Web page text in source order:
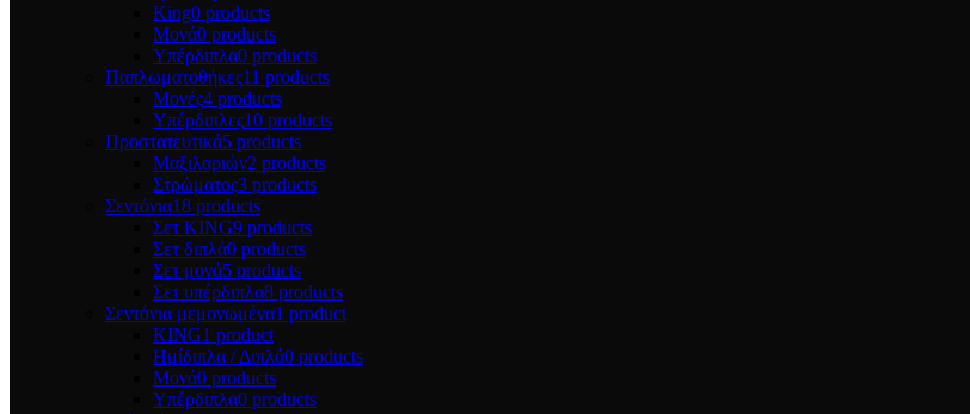
King0 products
Μονά0 products
Υπέρδιπλα0 products
Παπλωματοθήκες11 products
Μονές4 products
Υπέρδιπλες10 products
Προστατευτικά5 products
Μαξιλαριών2 products
Στρώματος3 products
Σεντόνια18 products
Σετ KING9 products
Σετ διπλά0 products
Σετ μονά5 products
Σετ υπέρδιπλα8 products
Σεντόνια μεμονωμένα1 product
KING1 product
Ημίδιπλα / Διπλά0 products
Μονά0 products
Υπέρδιπλα0 products